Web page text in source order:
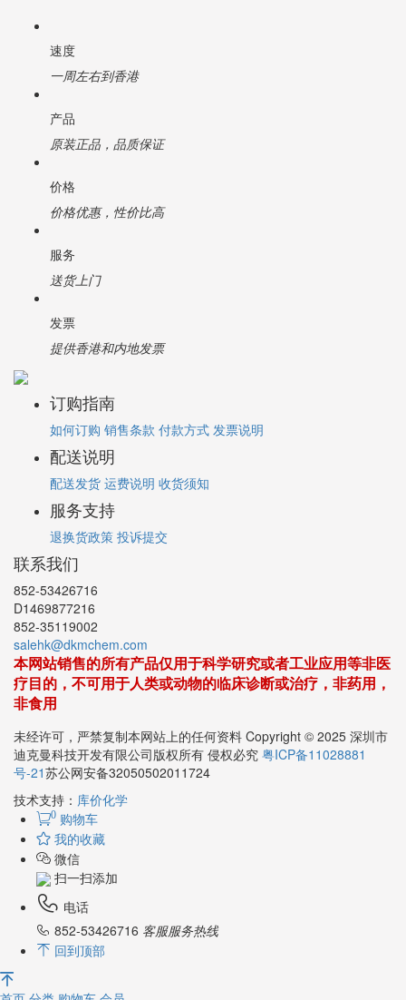
速度
一周左右到香港
产品
原装正品，品质保证
价格
价格优惠，性价比高
服务
送货上门
发票
提供香港和内地发票
订购指南
如何订购 销售条款 付款方式 发票说明
配送说明
配送发货 运费说明 收货须知
服务支持
退换货政策 投诉提交
联系我们
852-53426716
D1469877216
852-35119002
salehk@dkmchem.com
本网站销售的所有产品仅用于科学研究或者工业应用等非医
疗目的，不可用于人类或动物的临床诊断或治疗，非药用，
非食用
未经许可，严禁复制本网站上的任何资料 Copyright © 2025 深圳市
迪克曼科技开发有限公司版权所有 侵权必究 粤ICP备11028881
号-21苏公网安备32050502011724
技术支持： 库价化学
0 购物车
我的收藏
微信
扫一扫添加
电话
852-53426716 客服服务热线
回到顶部